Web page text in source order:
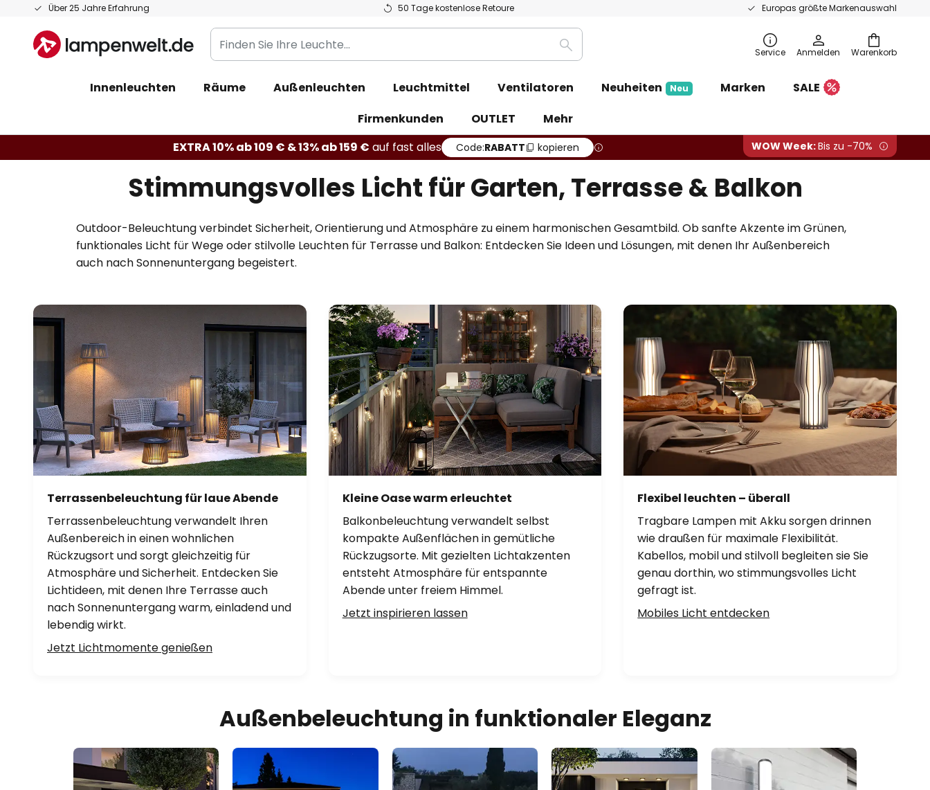
Über 25 Jahre Erfahrung 50 Tage kostenlose Retoure Europas größte Markenauswahl
Zum
springen
Warenkorb
Finden
Sie
Leuchte...
Suche Service Anmelden
Innenleuchten Räume Außenleuchten Leuchtmittel Ventilatoren Neuheiten Neu Marken
SALE
Firmenkunden
OUTLET
Mehr
EXTRA 10% ab 109 € & 13% ab 159 € auf fast alles Code:RABATT kopieren WOW Week:Bis zu -70%
Stimmungsvolles Licht für Garten, Terrasse & Balkon
Outdoor-Beleuchtung verbindet Sicherheit, Orientierung und Atmosphäre zu einem harmonischen Gesamtbild. Ob sanfte Akzente im Grünen,
funktionales Licht für Wege oder stilvolle Leuchten für Terrasse und Balkon: Entdecken Sie Ideen und Lösungen, mit denen Ihr Außenbereich
auch nach Sonnenuntergang begeistert.
Terrassenbeleuchtung für laue Abende
Terrassenbeleuchtung verwandelt Ihren
Außenbereich in einen wohnlichen
Rückzugsort und sorgt gleichzeitig für
Atmosphäre und Sicherheit. Entdecken Sie
Lichtideen, mit denen Ihre Terrasse auch
nach Sonnenuntergang warm, einladend und
lebendig wirkt.
Jetzt Lichtmomente genießen
Kleine Oase warm erleuchtet
Balkonbeleuchtung verwandelt selbst
kompakte Außenflächen in gemütliche
Rückzugsorte. Mit gezielten Lichtakzenten
entsteht Atmosphäre für entspannte
Abende unter freiem Himmel.
Jetzt inspirieren lassen
Flexibel leuchten – überall
Tragbare Lampen mit Akku sorgen drinnen
wie draußen für maximale Flexibilität.
Kabellos, mobil und stilvoll begleiten sie Sie
genau dorthin, wo stimmungsvolles Licht
gefragt ist.
Mobiles Licht entdecken
Außenbeleuchtung in funktionaler Eleganz